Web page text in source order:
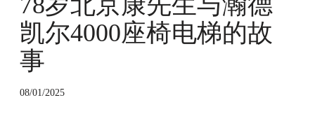
0
0
座
椅
梯
凯尔4000座椅电梯的故
事
08/01/2025